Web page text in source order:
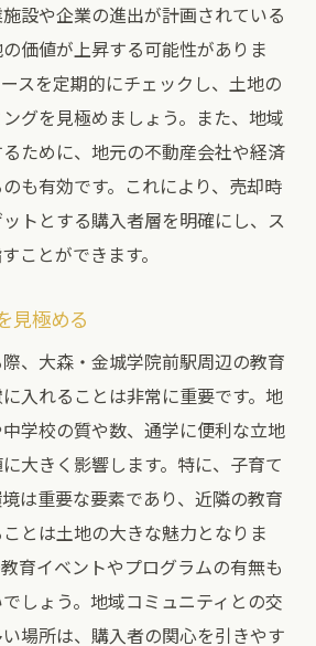
設や企業の進出が計画されている
価値が上昇する可能性がありま
スを定期的にチェックし、土地の
グを見極めましょう。また、地域
ために、地元の不動産会社や経済
も有効です。これにより、売却時
トとする購入者層を明確にし、ス
ことができます。
見極める
、大森・金城学院前駅周辺の教育
入れることは非常に重要です。地
学校の質や数、通学に便利な立地
大きく影響します。特に、子育て
は重要な要素であり、近隣の教育
とは土地の大きな魅力となりま
育イベントやプログラムの有無も
しょう。地域コミュニティとの交
場所は、購入者の関心を引きやす